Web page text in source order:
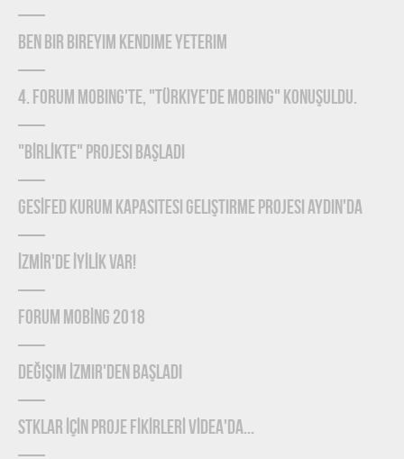
Ben Bir Bireyim Kendime Yeterim
4. Forum Mobing'te, "Türkiye'de Mobing" konuşuldu.
"BİRLİKTE" Projesi Başladı
GESİFED Kurum Kapasitesi Geliştirme Projesi Aydın'da
İZMİR'de İYİLİK Var!
FORUM MOBİNG 2018
Değişim İzmir'den Başladı
STKLAR İÇİN PROJE FİKİRLERİ VİDEA'DA...